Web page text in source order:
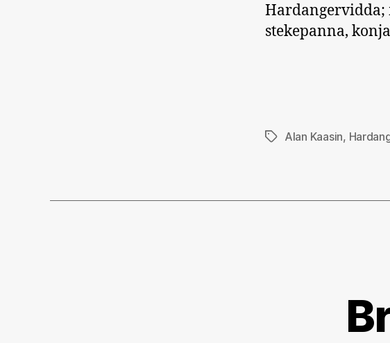
Hardangervidda;
stekepanna,
StikkordAlan Kaasin,